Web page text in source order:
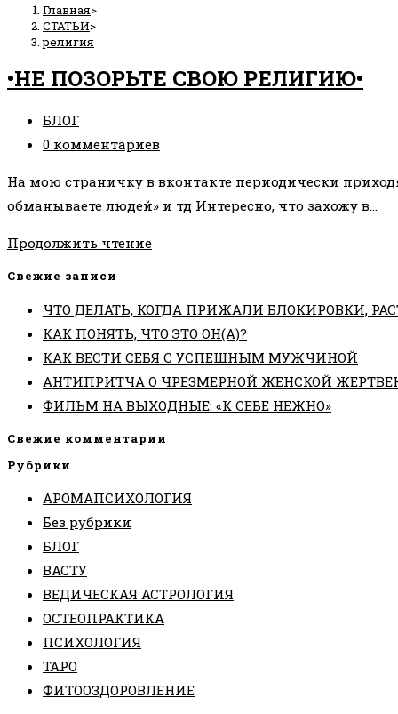
Главная>
СТАТЬИ>
религия
•НЕ ПОЗОРЬТЕ СВОЮ РЕЛИГИЮ•
Рубрика
записи:
БЛОГ
Комментарии
записи:
0 комментариев
На мою страничку в вконтакте периодически
обманываете людей» и тд Интересно, что захожу в…
Продолжить чтение•НЕ
РЕЛИГИЮ•
Свежие записи
ЧТО ДЕЛАТЬ, КОГДА ПРИЖАЛИ БЛОКИРОВКИ,
КАК ПОНЯТЬ, ЧТО ЭТО ОН(А)?
КАК ВЕСТИ СЕБЯ С УСПЕШНЫМ МУЖЧИНОЙ
АНТИПРИТЧА О ЧРЕЗМЕРНОЙ ЖЕНСКОЙ
ФИЛЬМ НА ВЫХОДНЫЕ: «К СЕБЕ НЕЖНО»
Свежие комментарии
Рубрики
АРОМАПСИХОЛОГИЯ
Без рубрики
БЛОГ
ВАСТУ
ВЕДИЧЕСКАЯ АСТРОЛОГИЯ
ОСТЕОПРАКТИКА
ПСИХОЛОГИЯ
ТАРО
ФИТООЗДОРОВЛЕНИЕ